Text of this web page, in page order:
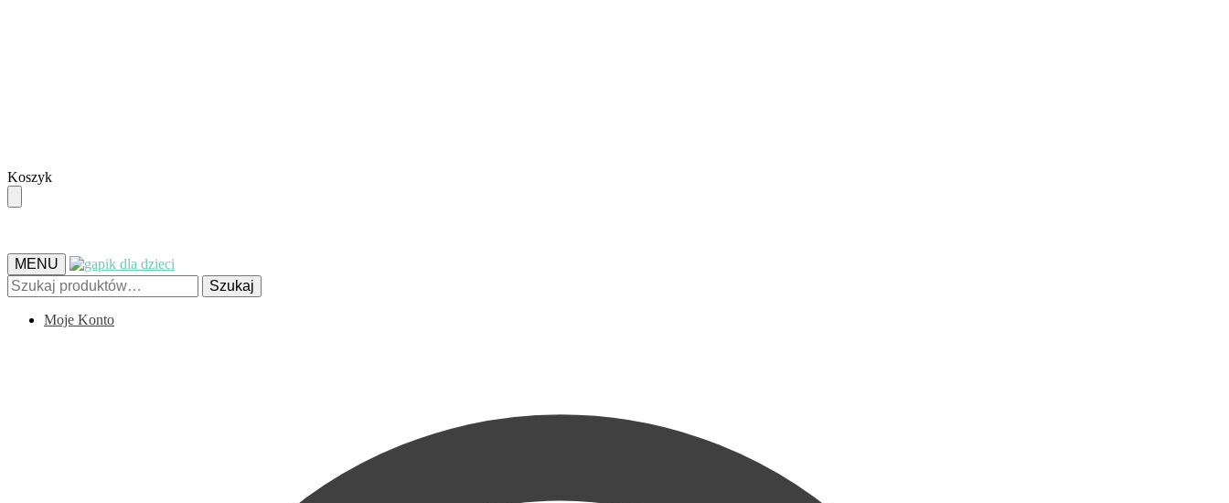
Skip
to
navigation
Skip
to
content
Koszyk
MENU
Szukaj:
Szukaj
Moje Konto